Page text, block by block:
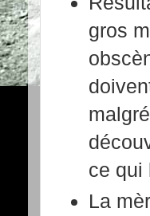
gros
ce qui
La